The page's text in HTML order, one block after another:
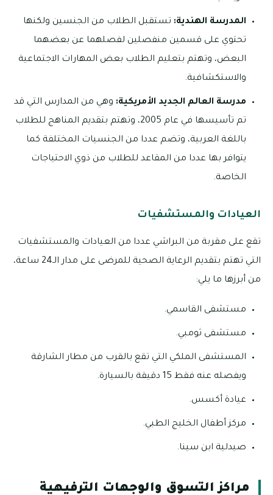
المدرسة الهندية: تستقبل الطلاب من الجنسين ولكنها
تحتوي على قسمين منفصلين لفصلهما عن بعضهما
البعض، وتهتم بتعليم الطلاب بعض المهارات الاجتماعية
والاستكشافية.
مدرسة العالم الجديد الأمريكية: وهي من المدارس التي قد
تم تأسيسها في عام 2005، وتهتم بتقديم المناهج للطلاب
باللغة العربية، وتضم عددا من الجنسيات المختلفة كما
يتوافر بها عددا من المقاعد للطلاب من ذوي الاحتياجات
الخاصة.
العيادات والمستشفيات
تقع على مقربة من البراشي عددا من العيادات والمستشفيات
التي تهتم بتقديم الرعاية الصحية للمرضى على مدار الـ24 ساعة،
من أبرزها ما يلي:
مستشفى القاسمي.
مستشفى ثومبي.
المستشفى الملكي التي تقع بالقرب من مطار الشارقة
ويفصله عنه فقط 15 دقيقة بالسيارة.
عيادة أكسس.
مركز أطفال الخليج الطبي.
صيدلية ابن سينا.
مراكز التسوق والوجهات الترفيهية